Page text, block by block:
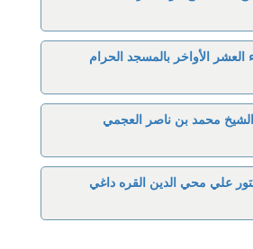
العشر الأواخر بالمسجد الحرام
محمد بن ناصر العجمي
علي محي الدين القره داغي